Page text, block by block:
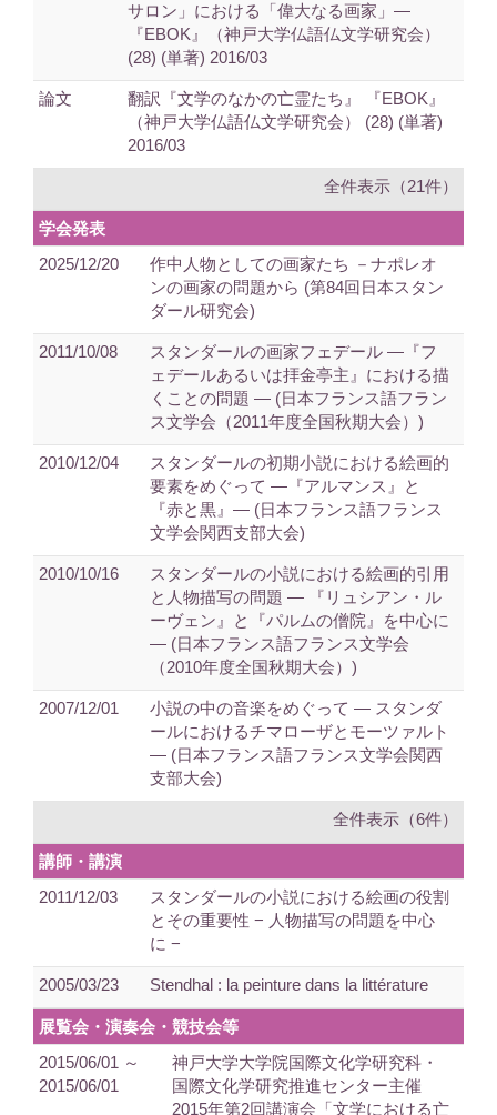
サロン」における「偉大なる画家」—
『EBOK』（神戸大学仏語仏文学研究会）
(28) (単著) 2016/03
論文
翻訳『文学のなかの亡霊たち』 『EBOK』
（神戸大学仏語仏文学研究会） (28) (単著)
2016/03
全件表示（21件）
学会発表
2025/12/20
作中人物としての画家たち －ナポレオ
ンの画家の問題から (第84回日本スタン
ダール研究会)
2011/10/08
スタンダールの画家フェデール ―『フ
ェデールあるいは拝金亭主』における描
くことの問題 ― (日本フランス語フラン
ス文学会（2011年度全国秋期大会）)
2010/12/04
スタンダールの初期小説における絵画的
要素をめぐって ―『アルマンス』と
『赤と黒』― (日本フランス語フランス
文学会関西支部大会)
2010/10/16
スタンダールの小説における絵画的引用
と人物描写の問題 ― 『リュシアン・ル
ーヴェン』と『パルムの僧院』を中心に
― (日本フランス語フランス文学会
（2010年度全国秋期大会）)
2007/12/01
小説の中の音楽をめぐって ― スタンダ
ールにおけるチマローザとモーツァルト
― (日本フランス語フランス文学会関西
支部大会)
全件表示（6件）
講師・講演
2011/12/03
スタンダールの小説における絵画の役割
とその重要性 − 人物描写の問題を中心
に −
2005/03/23 Stendhal : la peinture dans la littérature
展覧会・演奏会・競技会等
2015/06/01 ～
2015/06/01
神戸大学大学院国際文化学研究科・
国際文化学研究推進センター主催
2015年第2回講演会「文学における亡